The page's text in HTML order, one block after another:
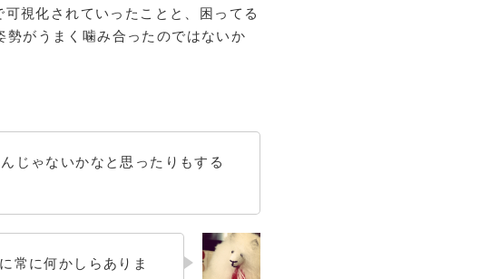
視化されていったことと、困ってる
がうまく噛み合ったのではないか
じゃないかなと思ったりもする
常に何かしらありま